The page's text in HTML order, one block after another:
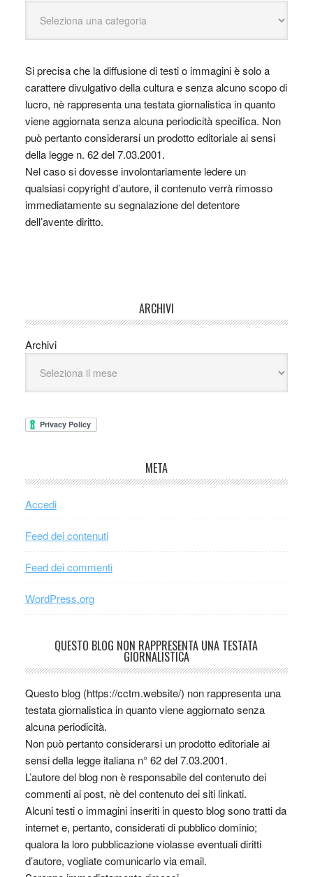
Si precisa che la diffusione di testi o immagini è solo a
carattere divulgativo della cultura e senza alcuno scopo di
lucro, nè rappresenta una testata giornalistica in quanto
viene aggiornata senza alcuna periodicità specifica. Non
può pertanto considerarsi un prodotto editoriale ai sensi
della legge n. 62 del 7.03.2001.
Nel caso si dovesse involontariamente ledere un
qualsiasi copyright d’autore, il contenuto verrà rimosso
immediatamente su segnalazione del detentore
dell’avente diritto.
ARCHIVI
Archivi
META
Accedi
Feed dei contenuti
Feed dei commenti
WordPress.org
QUESTO BLOG NON RAPPRESENTA UNA TESTATA
GIORNALISTICA
Questo blog (https://cctm.website/) non rappresenta una
testata giornalistica in quanto viene aggiornato senza
alcuna periodicità.
Non può pertanto considerarsi un prodotto editoriale ai
sensi della legge italiana n° 62 del 7.03.2001.
L’autore del blog non è responsabile del contenuto dei
commenti ai post, nè del contenuto dei siti linkati.
Alcuni testi o immagini inseriti in questo blog sono tratti da
internet e, pertanto, considerati di pubblico dominio;
qualora la loro pubblicazione violasse eventuali diritti
d’autore, vogliate comunicarlo via email.